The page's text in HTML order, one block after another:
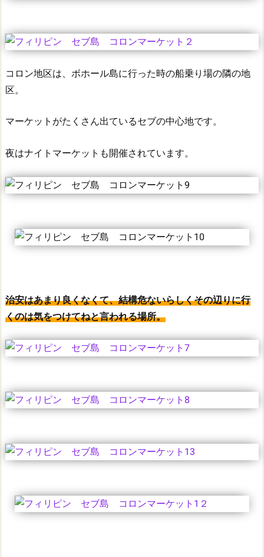
コロン地区は、ボホール島に行った時の船乗り場の隣の地
区。
マーケットがたくさん出ているセブの中心地です。
夜はナイトマーケットも開催されています。
治安はあまり良くなくて、結構危ないらしくその辺りに行
くのは気をつけてねと言われる場所。